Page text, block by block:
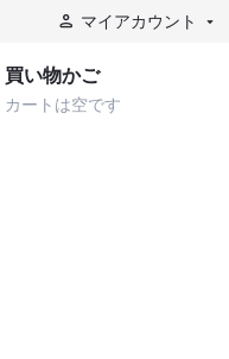
マイアカウント
買い物かご
カートは空です